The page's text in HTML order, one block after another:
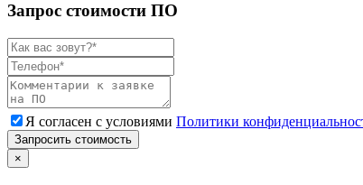
Запрос стоимости ПО
Я согласен с условиями Политики
Запросить стоимость
×